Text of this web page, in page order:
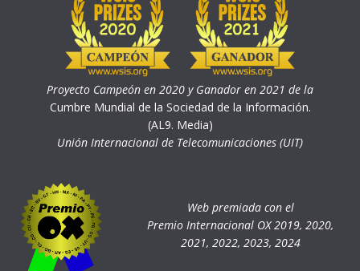
Proyecto Campeón en 2020 y Ganador en 2021 de la
Cumbre Mundial de la Sociedad de la Información.
(AL9. Media)
Unión Internacional de Telecomunicaciones (UIT)
Web premiada con el
Premio Internacional OX 2019, 2020,
2021, 2022, 2023, 2024